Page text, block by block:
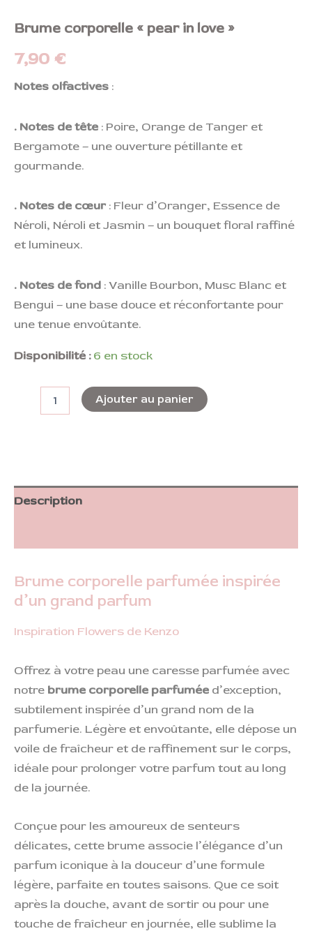
Brume corporelle « pear in love »
7,90 €
Notes olfactives :
. Notes de tête : Poire, Orange de Tanger et
Bergamote – une ouverture pétillante et
gourmande.
. Notes de cœur: Fleur d’Oranger, Essence de
Néroli, Néroli et Jasmin – un bouquet floral raffiné
et lumineux.
. Notes de fond : Vanille Bourbon, Musc Blanc et
Bengui – une base douce et réconfortante pour
une tenue envoûtante.
Disponibilité : 6 en stock
Ajouter au panier
Description
Brume corporelle parfumée inspirée
d’un grand parfum
Inspiration Flowers de Kenzo
Offrez à votre peau une caresse parfumée avec
notre brume corporelle parfumée d’exception,
subtilement inspirée d’un grand nom de la
parfumerie. Légère et envoûtante, elle dépose un
voile de fraîcheur et de raffinement sur le corps,
idéale pour prolonger votre parfum tout au long
de la journée.
Conçue pour les amoureux de senteurs
délicates, cette brume associe l’élégance d’un
parfum iconique à la douceur d’une formule
légère, parfaite en toutes saisons. Que ce soit
après la douche, avant de sortir ou pour une
touche de fraîcheur en journée, elle sublime la